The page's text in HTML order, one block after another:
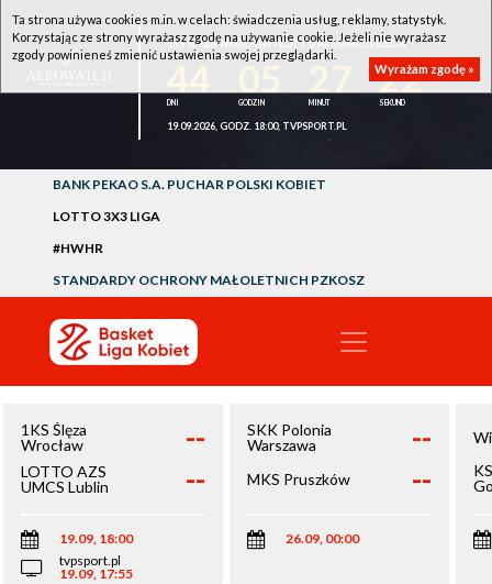
1KS ŚLĘZA WROCŁAW - LOTTO AZS UMCS LUBLIN
22
19.09.2026, GODZ. 18:00, TVPSPORT.PL
BANK PEKAO S.A. PUCHAR POLSKI KOBIET
LOTTO 3X3 LIGA
#HWHR
STANDARDY OCHRONY MAŁOLETNICH PZKOSZ
1KS Ślęza
Wrocław
--
LOTTO AZS
UMCS Lublin
--
19.09, 18:00
tvpsport.pl
19.09, 17:55
SKK Polonia
Warszawa
--
MKS Pruszków --
26.09, 00:00
Ta strona używa cookies m.in. w celach: świadczenia usług, reklamy, statystyk.
Korzystając ze strony wyrażasz zgodę na używanie cookie. Jeżeli nie wyrażasz
zgody powinieneś zmienić ustawienia swojej przeglądarki.
Wyrażam zgodę »